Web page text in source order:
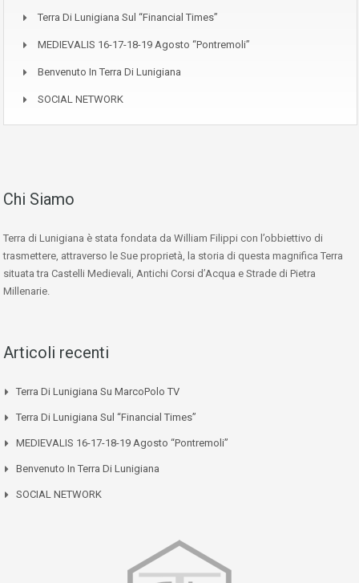
Terra Di Lunigiana Sul “Financial Times”
MEDIEVALIS 16-17-18-19 Agosto “Pontremoli”
Benvenuto In Terra Di Lunigiana
SOCIAL NETWORK
Chi Siamo
Terra di Lunigiana è stata fondata da William Filippi con l’obbiettivo di
trasmettere, attraverso le Sue proprietà, la storia di questa magnifica Terra
situata tra Castelli Medievali, Antichi Corsi d’Acqua e Strade di Pietra
Millenarie.
Articoli recenti
Terra Di Lunigiana Su MarcoPolo TV
Terra Di Lunigiana Sul “Financial Times”
MEDIEVALIS 16-17-18-19 Agosto “Pontremoli”
Benvenuto In Terra Di Lunigiana
SOCIAL NETWORK